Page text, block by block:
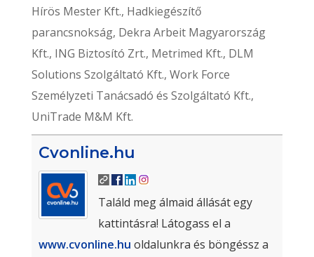
Hírös Mester Kft., Hadkiegészítő
parancsnokság, Dekra Arbeit Magyarország
Kft., ING Biztosító Zrt., Metrimed Kft., DLM
Solutions Szolgáltató Kft., Work Force
Személyzeti Tanácsadó és Szolgáltató Kft.,
UniTrade M&M Kft.
Cvonline.hu
Találd meg álmaid állását egy
kattintásra! Látogass el a
www.cvonline.hu oldalunkra és böngéssz a